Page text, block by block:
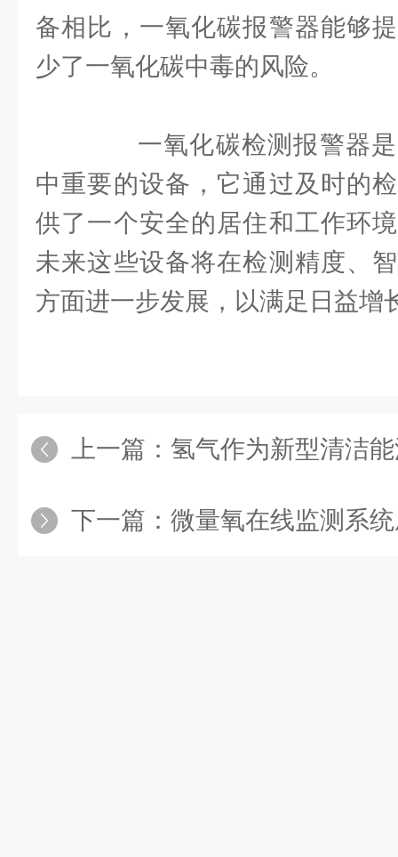
备相比，一氧化碳报警器能够
少了一氧化碳中毒的风险。
一氧化碳检测报警器是
中重要的设备，它通过及时的
供了一个安全的居住和工作环
未来这些设备将在检测精度、
方面进一步发展，以满足日益增
上一篇： 氢气作为新型清洁能源，如
下一篇： 微量氧在线监测系统成为保